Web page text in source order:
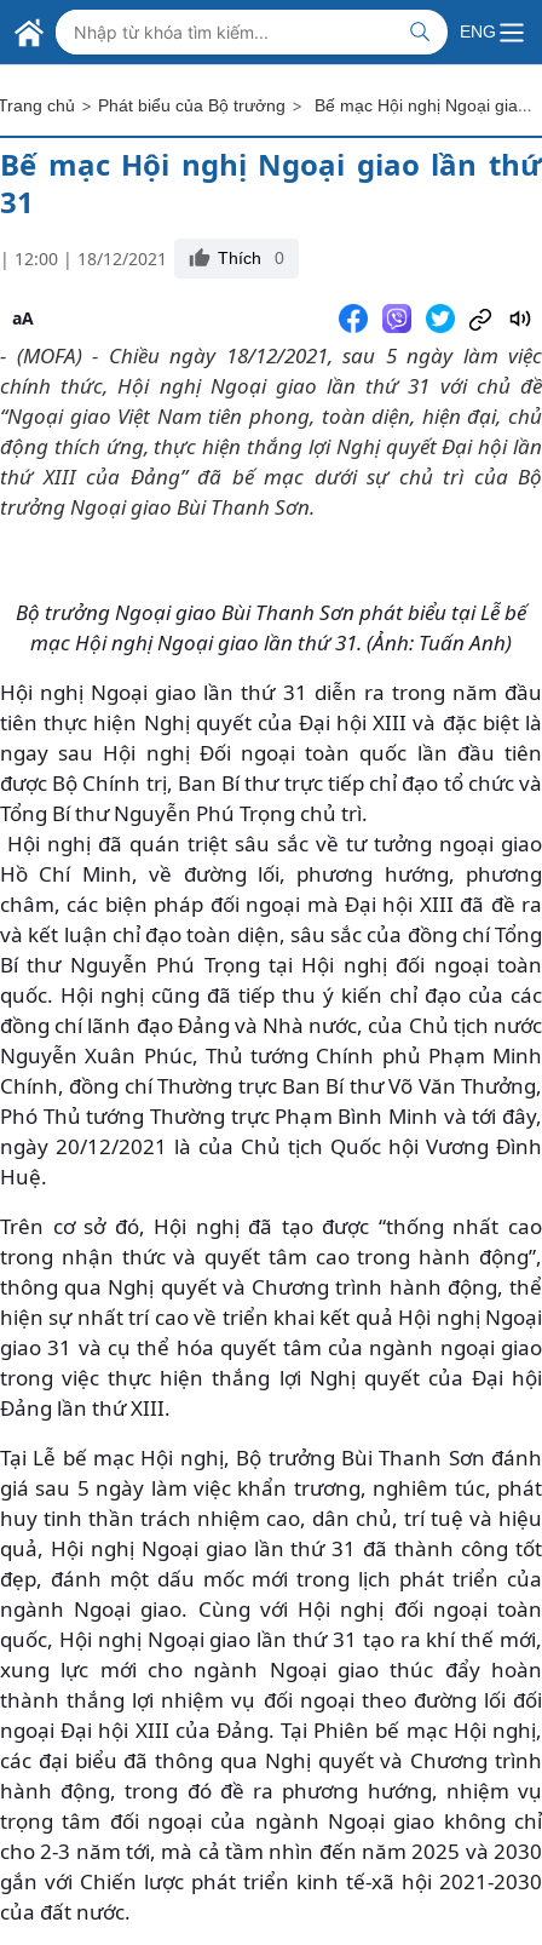
Skip to Main Content
BỘ NGOẠI GIAO VIỆT NAM
MINISTRY OF FOREIGN AFFAIRS
ENG
chủ > Phát biểu của Bộ trưởng > Bế mạc Hội nghị Ngoại giao lần thứ 31
Bế mạc Hội nghị Ngoại giao lần thứ
31
| 12:00 | 18/12/2021 Thích 0
aA
- (MOFA) - Chiều ngày 18/12/2021, sau 5 ngày làm việc
chính thức, Hội nghị Ngoại giao lần thứ 31 với chủ đề
“Ngoại giao Việt Nam tiên phong, toàn diện, hiện đại, chủ
động thích ứng, thực hiện thắng lợi Nghị quyết Đại hội lần
thứ XIII của Đảng” đã bế mạc dưới sự chủ trì của Bộ
trưởng Ngoại giao Bùi Thanh Sơn.
Bộ trưởng Ngoại giao Bùi Thanh Sơn phát biểu tại Lễ bế
mạc Hội nghị Ngoại giao lần thứ 31. (Ảnh: Tuấn Anh)
Hội nghị Ngoại giao lần thứ 31 diễn ra trong năm đầu
tiên thực hiện Nghị quyết của Đại hội XIII và đặc biệt là
ngay sau Hội nghị Đối ngoại toàn quốc lần đầu tiên
được Bộ Chính trị, Ban Bí thư trực tiếp chỉ đạo tổ chức và
Tổng Bí thư Nguyễn Phú Trọng chủ trì.
Hội nghị đã quán triệt sâu sắc về tư tưởng ngoại giao
Hồ Chí Minh, về đường lối, phương hướng, phương
châm, các biện pháp đối ngoại mà Đại hội XIII đã đề ra
và kết luận chỉ đạo toàn diện, sâu sắc của đồng chí Tổng
Bí thư Nguyễn Phú Trọng tại Hội nghị đối ngoại toàn
quốc. Hội nghị cũng đã tiếp thu ý kiến chỉ đạo của các
đồng chí lãnh đạo Đảng và Nhà nước, của Chủ tịch nước
Nguyễn Xuân Phúc, Thủ tướng Chính phủ Phạm Minh
Chính, đồng chí Thường trực Ban Bí thư Võ Văn Thưởng,
Phó Thủ tướng Thường trực Phạm Bình Minh và tới đây,
ngày 20/12/2021 là của Chủ tịch Quốc hội Vương Đình
Huệ.
Trên cơ sở đó, Hội nghị đã tạo được “thống nhất cao
trong nhận thức và quyết tâm cao trong hành động”,
thông qua Nghị quyết và Chương trình hành động, thể
hiện sự nhất trí cao về triển khai kết quả Hội nghị Ngoại
giao 31 và cụ thể hóa quyết tâm của ngành ngoại giao
trong việc thực hiện thắng lợi Nghị quyết của Đại hội
Đảng lần thứ XIII.
Tại Lễ bế mạc Hội nghị, Bộ trưởng Bùi Thanh Sơn đánh
giá sau 5 ngày làm việc khẩn trương, nghiêm túc, phát
huy tinh thần trách nhiệm cao, dân chủ, trí tuệ và hiệu
quả, Hội nghị Ngoại giao lần thứ 31 đã thành công tốt
đẹp, đánh một dấu mốc mới trong lịch phát triển của
ngành Ngoại giao. Cùng với Hội nghị đối ngoại toàn
quốc, Hội nghị Ngoại giao lần thứ 31 tạo ra khí thế mới,
xung lực mới cho ngành Ngoại giao thúc đẩy hoàn
thành thắng lợi nhiệm vụ đối ngoại theo đường lối đối
ngoại Đại hội XIII của Đảng. Tại Phiên bế mạc Hội nghị,
các đại biểu đã thông qua Nghị quyết và Chương trình
hành động, trong đó đề ra phương hướng, nhiệm vụ
trọng tâm đối ngoại của ngành Ngoại giao không chỉ
cho 2-3 năm tới, mà cả tầm nhìn đến năm 2025 và 2030
gắn với Chiến lược phát triển kinh tế-xã hội 2021-2030
của đất nước.